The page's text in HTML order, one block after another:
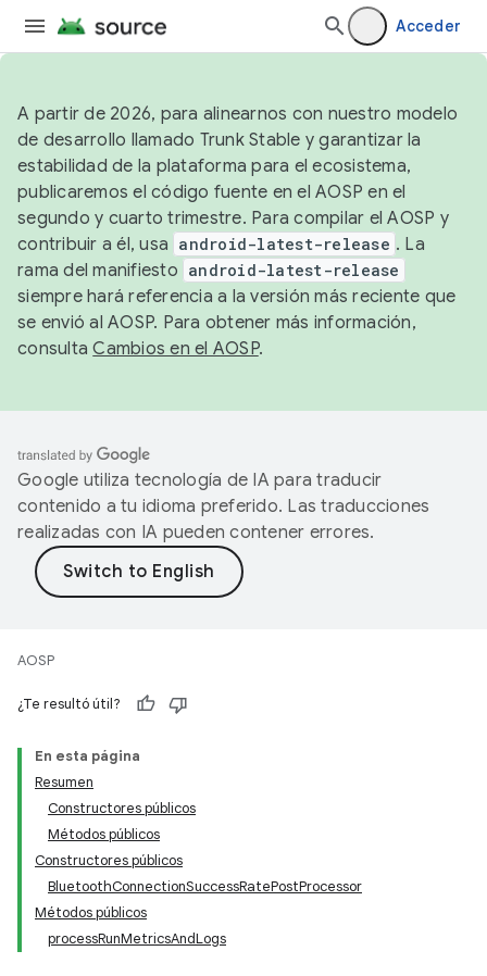
Acceder
A partir de 2026, para alinearnos con nuestro modelo
de desarrollo llamado Trunk Stable y garantizar la
estabilidad de la plataforma para el ecosistema,
publicaremos el código fuente en el AOSP en el
segundo y cuarto trimestre. Para compilar el AOSP y
contribuir a él, usa android-latest-release . La
rama del manifiesto android-latest-release
siempre hará referencia a la versión más reciente que
se envió al AOSP. Para obtener más información,
consultaCambios en el AOSP.
Google utiliza tecnología de IA para traducir
contenido a tu idioma preferido. Las traducciones
realizadas con IA pueden contener errores.
AOSP
¿Te resultó útil?
En esta página
Resumen
Constructores públicos
Métodos públicos
Constructores públicos
BluetoothConnectionSuccessRatePostProcessor
Métodos públicos
processRunMetricsAndLogs